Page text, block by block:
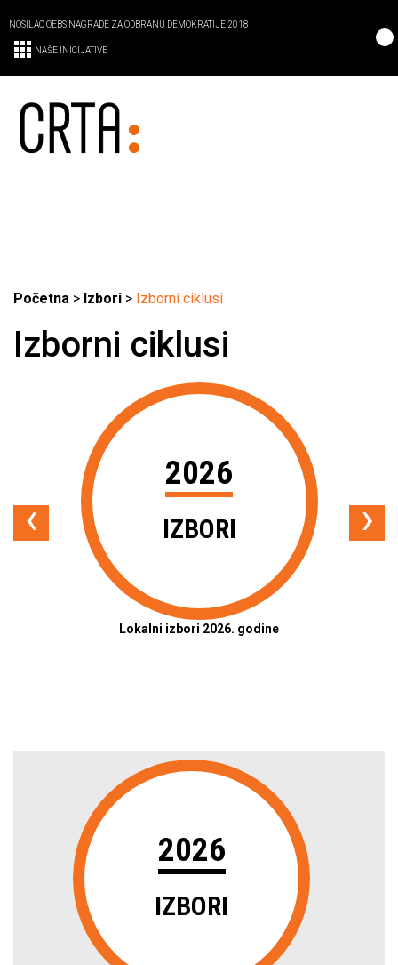
NOSILAC OEBS NAGRADE ZA ODBRANU DEMOKRATIJE 2018
NAŠE INICIJATIVE
Početna > Izbori > Izborni ciklusi
Izborni ciklusi
2026
IZBORI
Lokalni izbori 2026. godine
‹ ›
2026
IZBORI